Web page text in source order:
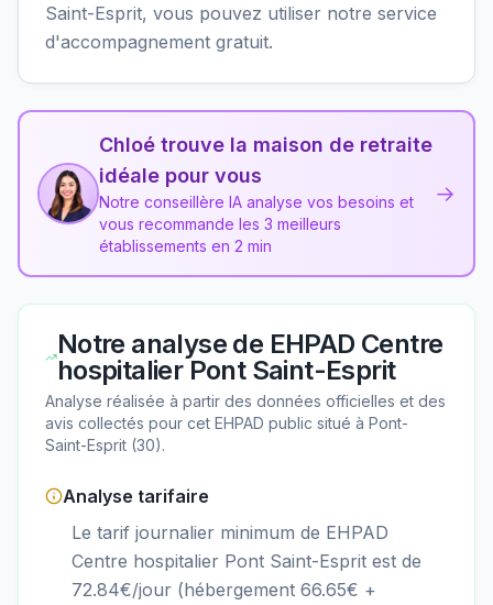
Saint-Esprit, vous pouvez utiliser notre service
d'accompagnement gratuit.
Chloé trouve la maison de retraite
idéale pour vous
Notre conseillère IA analyse vos besoins et
vous recommande les 3 meilleurs
établissements en 2 min
→
Notre analyse de EHPAD Centre
hospitalier Pont Saint-Esprit
Analyse réalisée à partir des données officielles et des
avis collectés pour cet EHPAD public situé à Pont-
Saint-Esprit (30).
Analyse tarifaire
Le tarif journalier minimum de EHPAD
Centre hospitalier Pont Saint-Esprit est de
72.84€/jour (hébergement 66.65€ +